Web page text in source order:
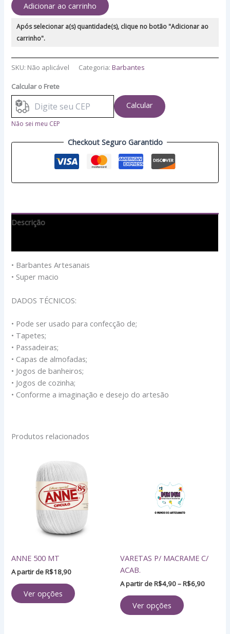
Adicionar ao carrinho
Após selecionar a(s) quantidade(s), clique no botão "Adicionar ao
carrinho".
SKU: Não aplicável Categoria:Barbantes
Calcular o Frete
Calcular
Não sei meu CEP
Checkout Seguro Garantido
Descrição
• Barbantes Artesanais
• Super macio
DADOS TÉCNICOS:
• Pode ser usado para confecção de;
• Tapetes;
• Passadeiras;
• Capas de almofadas;
• Jogos de banheiros;
• Jogos de cozinha;
• Conforme a imaginação e desejo do artesão
Produtos relacionados
ANNE 500 MT
A partir deR$18,90
Ver opções
produto
tem
várias
variantes.
As
opções
podem
do
VARETAS P/ MACRAME C/
ACAB.
A partir deR$4,90–R$6,90
Ver opções
variantes.
As
escolhidas
página
produto